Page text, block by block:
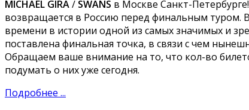
MICHAEL GIRA/ SWANS в Москве Санкт-
возвращается в Россию перед финальным туром.
времени в истории одной из самых значимых и
поставлена финальная точка, в связи с чем
Обращаем ваше внимание на то, что кол-во
подумать о них уже сегодня.
Подробнее ...